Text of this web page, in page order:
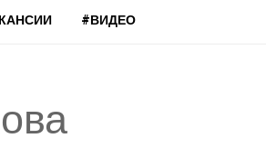
#ВИДЕО